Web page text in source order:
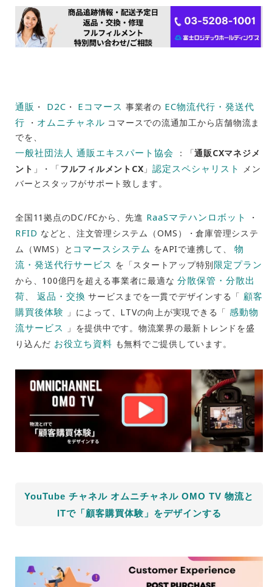
通販 ・ D2C ・ Eコマース 事業者の EC物流代行・発送代
行 ・ オムニチャネル コマースでの流通加工から店舗物流ま
でを、
一般社団法人 通販エキスパート協会 ：「通販CXマネジメ
ント 」・「フルフィルメントCX 」 認定スペシャリスト
メン
バーとスタッフがサポート致します。
全国11拠点のDC/FCから、先進 RaaSマテハンロボット ・
RFID などと、注文管理システム（OMS）・倉庫管理システ
ム（WMS）と コマースシステム をAPIで連携して、物
流・発送代行サービス を「スタートアップ特別限定プラン
から、100億円を超える事業者に最適な 分散保管・分散出
荷
返品・交換 サービスまでを一貫でデザインする「 顧客
購買後体験
」によって、LTVの向上が実現できる「 感動物
流サービス
」を提供中です。物流業界の最新トレンドを盛
り込んだ お役立ち資料 も無料でご提供しています。
YouTube チャネル オムニチャネル OMO TV 物流と
ITで「顧客購買体験」をデザインする